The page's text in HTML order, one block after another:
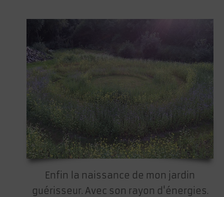
Enfin la naissance de mon jardin
guérisseur. Avec son rayon d'énergies.